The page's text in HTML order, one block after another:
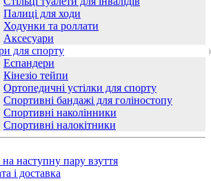
Палиці для ходи
Ходунки та роллати
Аксесуари
для спорту
Еспандери
Кінезіо тейпи
Ортопедичні устілки для спорту
Спортивні бандажі для голіностопу
Спортивні наколінники
Спортивні налокітники
наступну пару взуття
і доставка